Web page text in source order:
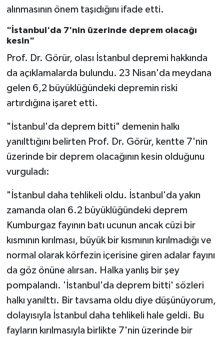
alınmasının önem taşıdığını ifade etti.
"İstanbul'da 7'nin üzerinde deprem olacağı
kesin"
Prof. Dr. Görür, olası İstanbul depremi hakkında
da açıklamalarda bulundu. 23 Nisan'da meydana
gelen 6,2 büyüklüğündeki depremin riski
artırdığına işaret etti.
"İstanbul'da deprem bitti" demenin halkı
yanılttığını belirten Prof. Dr. Görür, kentte 7'nin
üzerinde bir deprem olacağının kesin olduğunu
vurguladı:
"İstanbul daha tehlikeli oldu. İstanbul'da yakın
zamanda olan 6.2 büyüklüğündeki deprem
Kumburgaz fayının batı ucunun ancak cüzi bir
kısmının kırılması, büyük bir kısmının kırılmadığı ve
normal olarak körfezin içerisine giren adalar fayını
da göz önüne alırsan. Halka yanlış bir şey
pompalandı. 'İstanbul'da deprem bitti' sözleri
halkı yanılttı. Bir tavsama oldu diye düşünüyorum,
dolayısıyla İstanbul daha tehlikeli hale geldi. Bu
fayların kırılmasıyla birlikte 7'nin üzerinde bir